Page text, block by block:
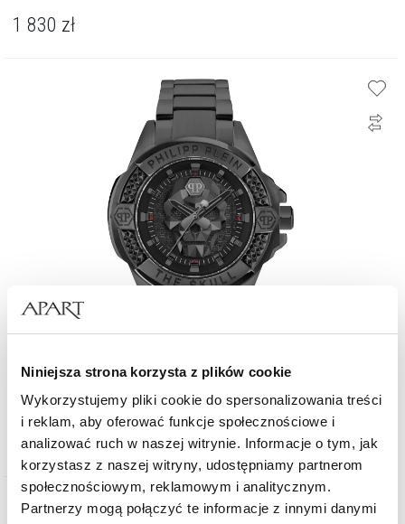
Niniejsza strona korzysta z plików cookie
Wykorzystujemy pliki cookie do spersonalizowania treści
i reklam, aby oferować funkcje społecznościowe i
analizować ruch w naszej witrynie. Informacje o tym, jak
korzystasz z naszej witryny, udostępniamy partnerom
społecznościowym, reklamowym i analitycznym.
Partnerzy mogą połączyć te informacje z innymi danymi
1 830 zł
2 090 zł